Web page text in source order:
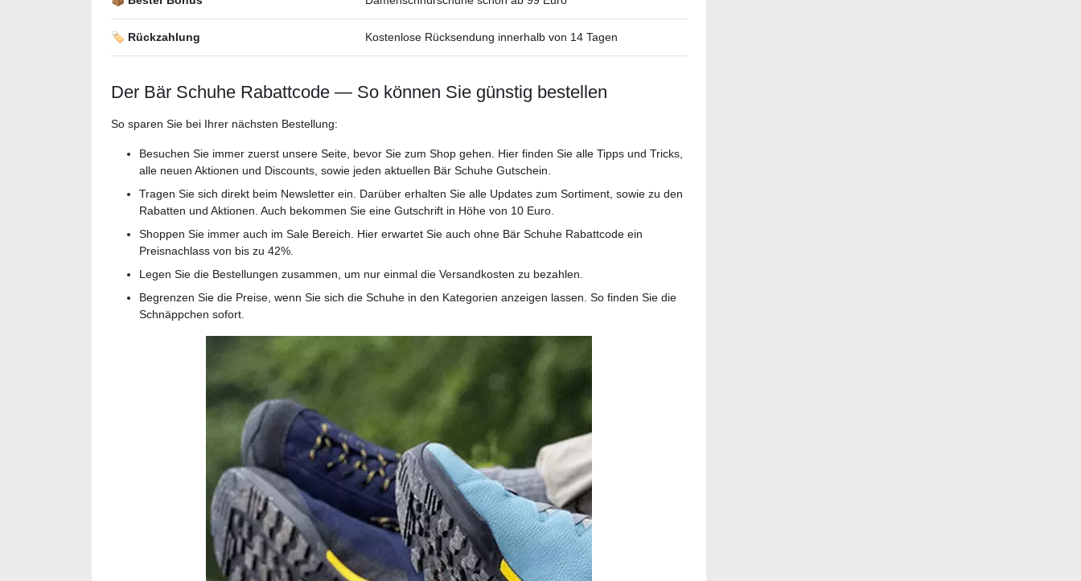
🏷️ Rückzahlung Kostenlose Rücksendung innerhalb von 14 Tagen
Der Bär Schuhe Rabattcode — So können Sie günstig bestellen
So sparen Sie bei Ihrer nächsten Bestellung:
Besuchen Sie immer zuerst unsere Seite, bevor Sie zum Shop gehen. Hier finden Sie alle Tipps und Tricks,
alle neuen Aktionen und Discounts, sowie jeden aktuellen Bär Schuhe Gutschein.
Tragen Sie sich direkt beim Newsletter ein. Darüber erhalten Sie alle Updates zum Sortiment, sowie zu den
Rabatten und Aktionen. Auch bekommen Sie eine Gutschrift in Höhe von 10 Euro.
Shoppen Sie immer auch im Sale Bereich. Hier erwartet Sie auch ohne Bär Schuhe Rabattcode ein
Preisnachlass von bis zu 42%.
Legen Sie die Bestellungen zusammen, um nur einmal die Versandkosten zu bezahlen.
Begrenzen Sie die Preise, wenn Sie sich die Schuhe in den Kategorien anzeigen lassen. So finden Sie die
Schnäppchen sofort.